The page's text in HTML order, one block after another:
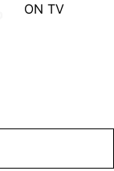
ON TV